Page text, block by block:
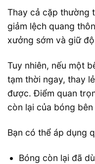
Thay cả cặp thường
giảm lệch quang
xưởng sớm và giữ
Tuy nhiên, nếu một
tạm thời ngay, thay
được. Điểm quan
còn lại của bóng
Bạn có thể áp dụng
Bóng còn lại đã